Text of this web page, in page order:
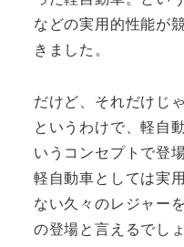
などの実用的性能が
きました。
だけど、それだけじ
というわけで、軽自
いうコンセプトで登
軽自動車としては実
ない久々のレジャー
の登場と言えるでしょ